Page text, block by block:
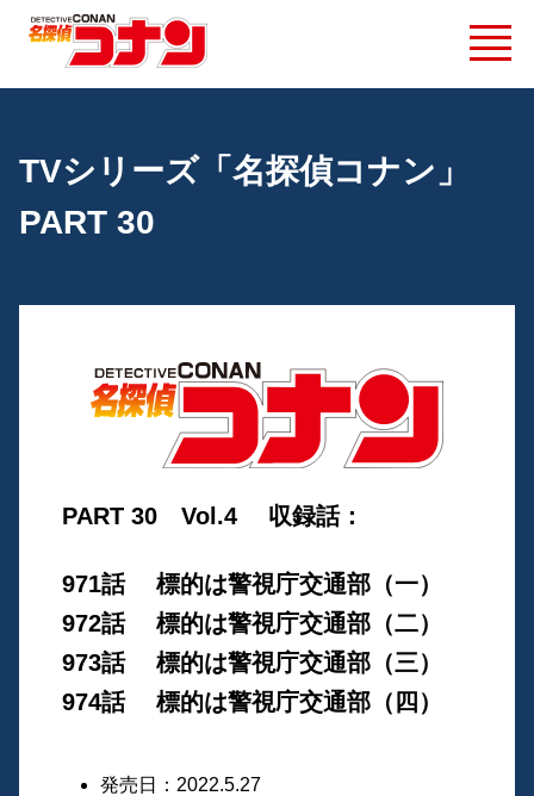
TVシリーズ「名探偵コナン」
PART 30
PART 30 Vol.4 収録話：
971話 標的は警視庁交通部（一）
972話 標的は警視庁交通部（二）
973話 標的は警視庁交通部（三）
974話 標的は警視庁交通部（四）
発売日：2022.5.27